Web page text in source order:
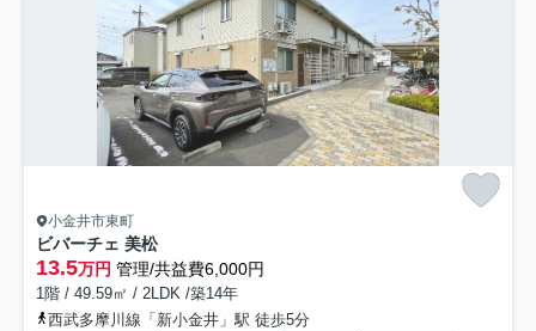
小金井市東町
ビバーチェ 美松
13.5万円 管理/共益費6,000円
1階 / 49.59㎡ / 2LDK /築14年
西武多摩川線「新小金井」駅 徒歩5分